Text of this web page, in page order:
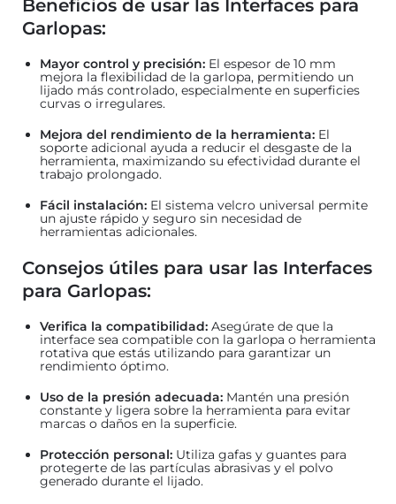
Beneficios de usar las Interfaces para
Garlopas:
Mayor control y precisión: El espesor de 10 mm
mejora la flexibilidad de la garlopa, permitiendo un
lijado más controlado, especialmente en superficies
curvas o irregulares.
Mejora del rendimiento de la herramienta: El
soporte adicional ayuda a reducir el desgaste de la
herramienta, maximizando su efectividad durante el
trabajo prolongado.
Fácil instalación: El sistema velcro universal permite
un ajuste rápido y seguro sin necesidad de
herramientas adicionales.
Consejos útiles para usar las Interfaces
para Garlopas:
Verifica la compatibilidad: Asegúrate de que la
interface sea compatible con la garlopa o herramienta
rotativa que estás utilizando para garantizar un
rendimiento óptimo.
Uso de la presión adecuada: Mantén una presión
constante y ligera sobre la herramienta para evitar
marcas o daños en la superficie.
Protección personal: Utiliza gafas y guantes para
protegerte de las partículas abrasivas y el polvo
generado durante el lijado.